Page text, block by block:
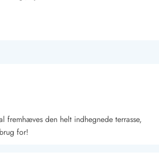
den helt indhegnede terrasse,
for!